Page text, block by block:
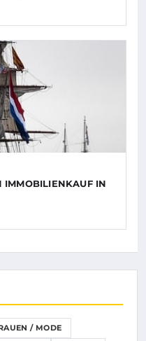
IMMOBILIENKAUF IN
/ MODE